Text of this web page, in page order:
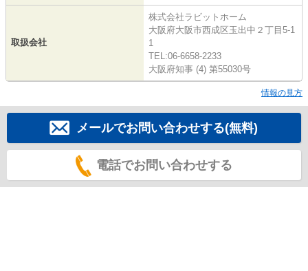
取扱会社
株式会社ラビットホーム
大阪府大阪市西成区玉出中２丁目5-1
1
TEL:06-6658-2233
大阪府知事 (4) 第55030号
情報の見方
メールでお問い合わせする(無料)
電話でお問い合わせする